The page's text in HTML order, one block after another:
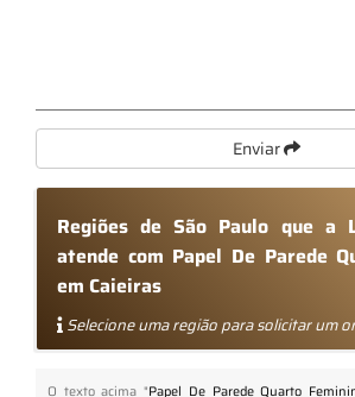
Enviar
Regiões de São Paulo que a
atende com Papel De Parede
em Caieiras
Selecione uma região para solicitar um
O texto acima "Papel De Parede Quarto